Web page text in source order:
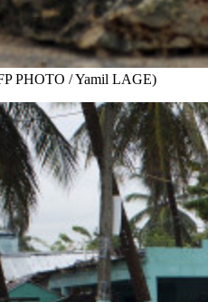
PHOTO / Yamil LAGE)